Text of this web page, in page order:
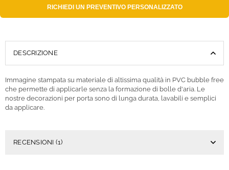
RICHIEDI UN PREVENTIVO PERSONALIZZATO
DESCRIZIONE
Immagine stampata su materiale di altissima qualità in PVC bubble free
che permette di applicarle senza la formazione di bolle d'aria. Le
nostre decorazioni per porta sono di lunga durata, lavabili e semplici
da applicare.
RECENSIONI (1)